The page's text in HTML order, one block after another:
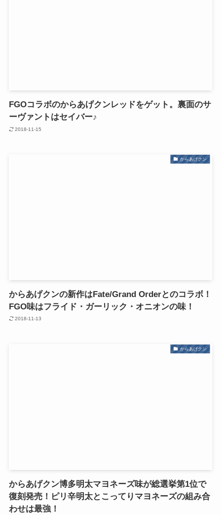
FGOコラボのからあげクンレッドをゲット。裏面のサ
ーヴァントはセイバー♪
2018-11-15
からあげクン
からあげクンの新作はFate/Grand Orderとのコラボ！
FGO味はフライド・ガーリック・オニオンの味！
2018-11-13
からあげクン
からあげクン博多明太マヨネーズ味が総選挙第1位で
復刻発売！ピリ辛明太とこってりマヨネーズの組み合
わせは最強！